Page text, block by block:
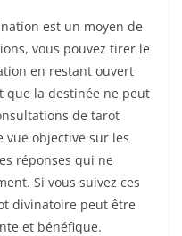
est un moyen de
vous pouvez tirer le
en restant ouvert
que la destinée ne peut
de tarot
objective sur les
réponses qui ne
Si vous suivez ces
divinatoire peut être
et bénéfique.